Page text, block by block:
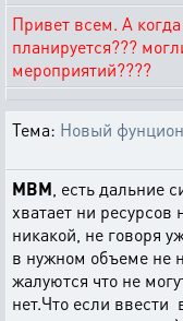
Привет всем. А
планируется???
мероприятий????
Тема: Новый
MBM , есть дальние
хватает ни ресурсов
никакой, не говоря
в нужном объеме не
жалуются что не
нет.Что если